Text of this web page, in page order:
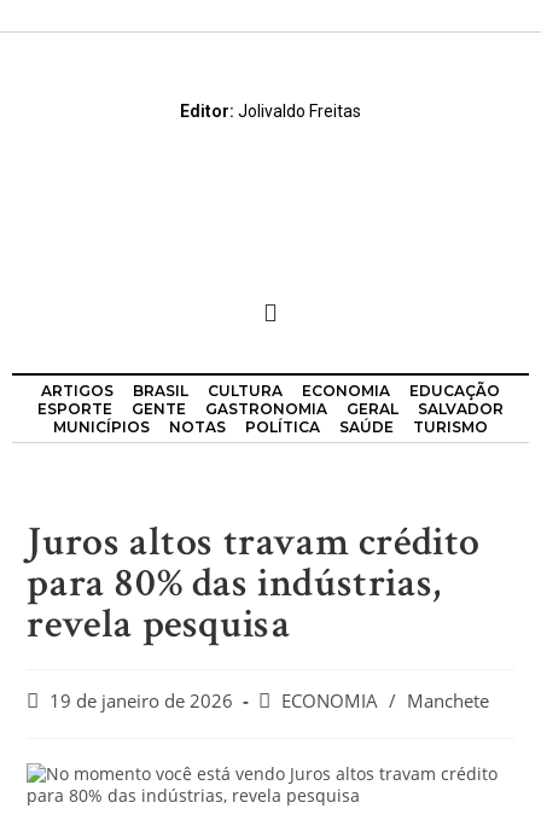
Editor: Jolivaldo Freitas
ARTIGOS BRASIL CULTURA ECONOMIA
EDUCAÇÃO
ESPORTE
GENTE GASTRONOMIA GERAL
SALVADOR
MUNICÍPIOS
NOTAS POLÍTICA SAÚDE TURISMO
Juros altos travam crédito
para 80% das indústrias,
revela pesquisa
19 de janeiro de 2026 ECONOMIA / Manchete